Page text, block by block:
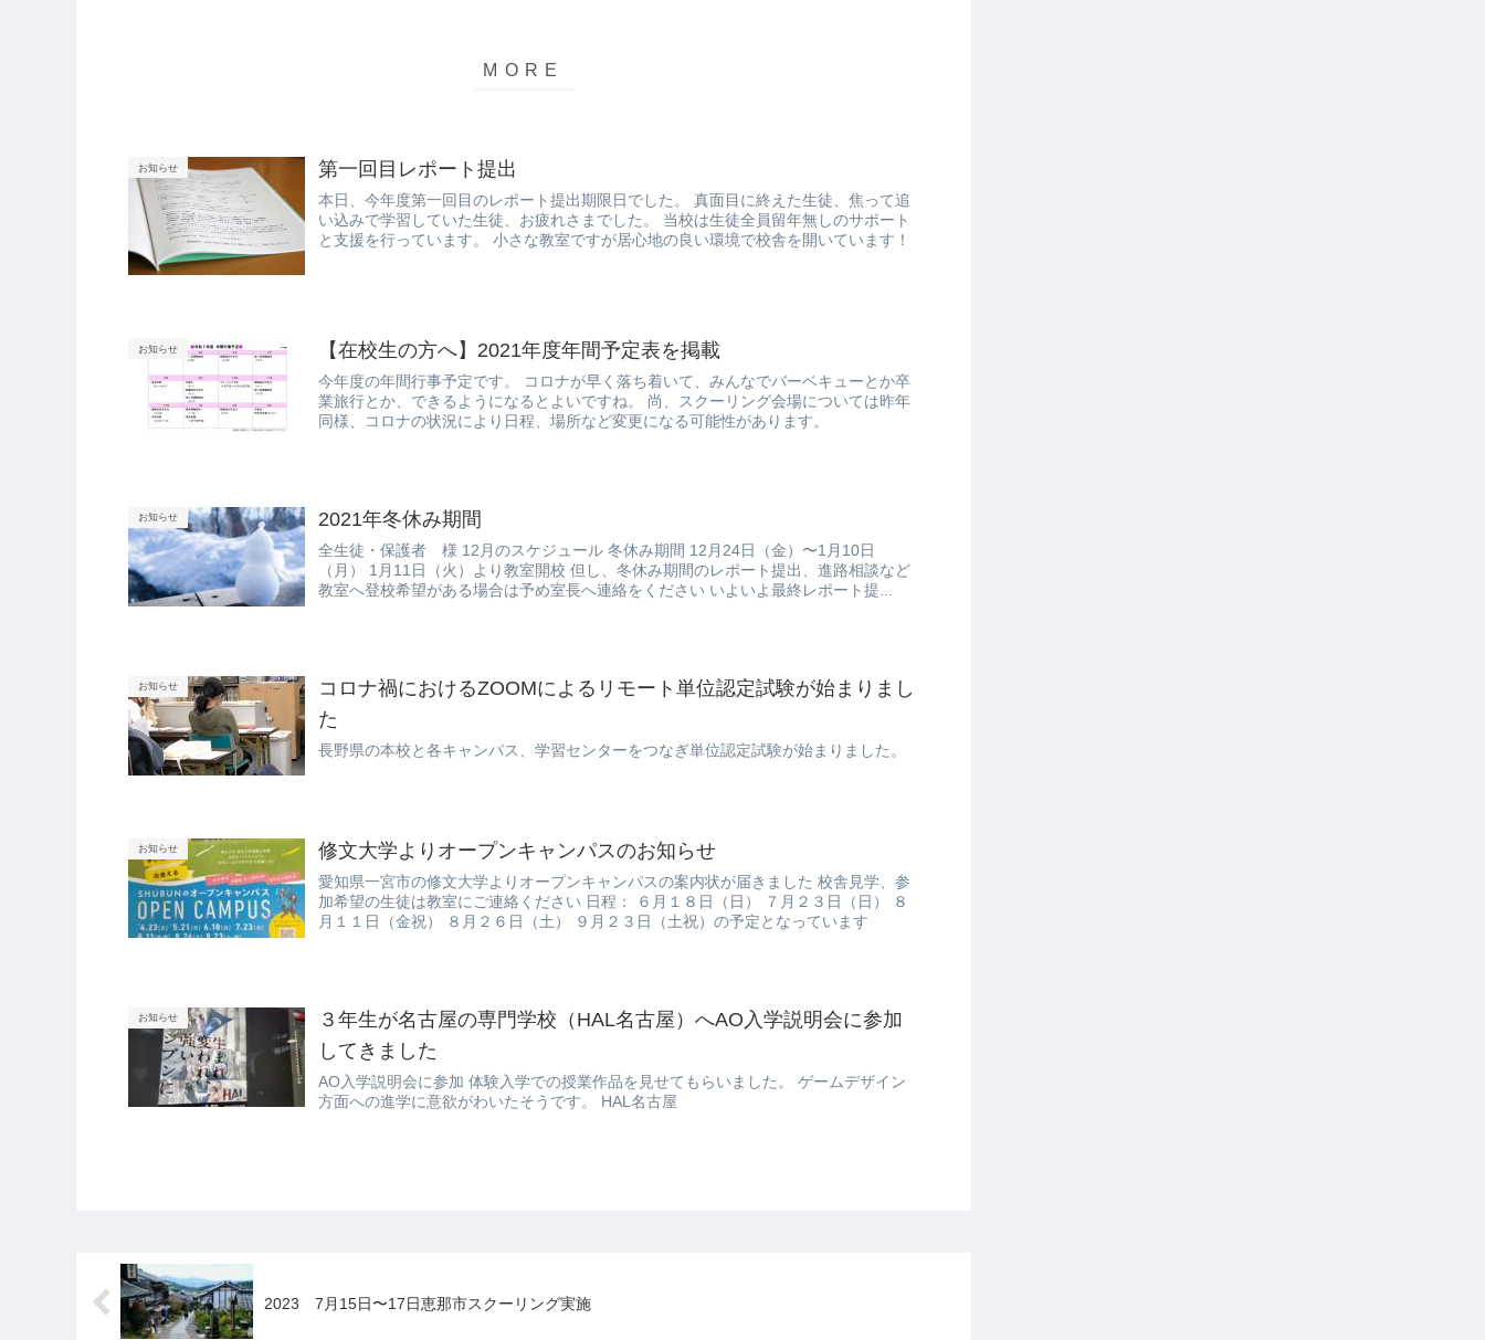
お知らせ 第一回目レポート提出
本日、今年度第一回目のレポート提出期限日でした。 真面目に終えた生徒、焦って追
い込みで学習していた生徒、お疲れさまでした。 当校は生徒全員留年無しのサポート
と支援を行っています。 小さな教室ですが居心地の良い環境で校舎を開いています！
お知らせ 【在校生の方へ】2021年度年間予定表を掲載
今年度の年間行事予定です。 コロナが早く落ち着いて、みんなでバーベキューとか卒
業旅行とか、できるようになるとよいですね。 尚、スクーリング会場については昨年
同様、コロナの状況により日程、場所など変更になる可能性があります。
お知らせ 2021年冬休み期間
全生徒・保護者 様 12月のスケジュール 冬休み期間 12月24日（金）〜1月10日
（月） 1月11日（火）より教室開校 但し、冬休み期間のレポート提出、進路相談など
教室へ登校希望がある場合は予め室長へ連絡をください いよいよ最終レポート提...
お知らせ
コロナ禍におけるZOOMによるリモート単位認定試験が始まりまし
た
長野県の本校と各キャンパス、学習センターをつなぎ単位認定試験が始まりました。
お知らせ 修文大学よりオープンキャンパスのお知らせ
愛知県一宮市の修文大学よりオープンキャンパスの案内状が届きました 校舎見学、参
加希望の生徒は教室にご連絡ください 日程： ６月１８日（日） ７月２３日（日） ８
月１１日（金祝） ８月２６日（土） ９月２３日（土祝）の予定となっています
お知らせ
３年生が名古屋の専門学校（HAL名古屋）へAO入学説明会に参加
してきました
AO入学説明会に参加 体験入学での授業作品を見せてもらいました。 ゲームデザイン
方面への進学に意欲がわいたそうです。 HAL名古屋
2023 7月15日〜17日恵那市スクーリング実施